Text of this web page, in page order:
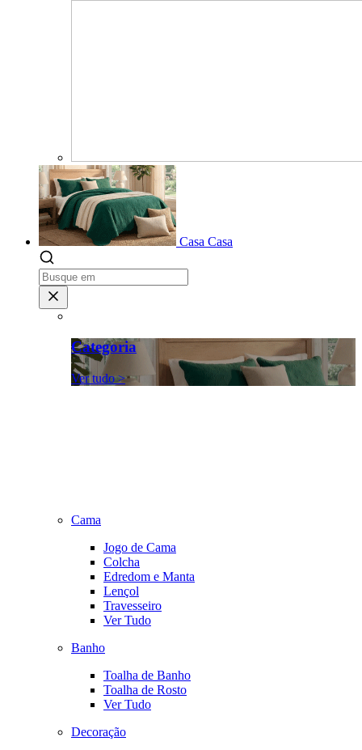
Casa Casa
Categoria
Ver tudo >
Cama
Jogo de Cama
Colcha
Edredom e Manta
Lençol
Travesseiro
Ver Tudo
Banho
Toalha de Banho
Toalha de Rosto
Ver Tudo
Decoração